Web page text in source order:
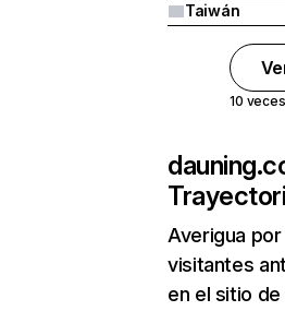
Taiwán
10
Averigua
visitantes
en el sitio